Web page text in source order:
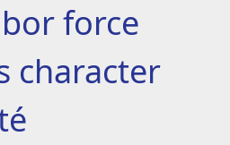
force
character